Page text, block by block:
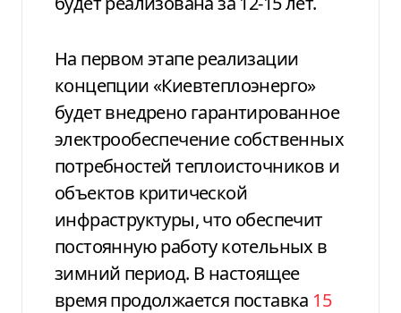
На первом этапе реализации
концепции «Киевтеплоэнерго»
будет внедрено гарантированное
электрообеспечение собственных
потребностей теплоисточников и
объектов критической
инфраструктуры, что обеспечит
постоянную работу котельных в
зимний период. В настоящее
время продолжается поставка 15